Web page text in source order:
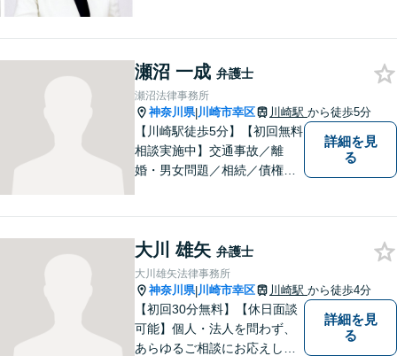
ております。
瀬沼 一成 弁護士
瀬沼法律事務所
神奈川県|川崎市幸区 川崎駅 から徒歩5分
【川崎駅徒歩5分】【初回無料
相談実施中】交通事故／離
婚・男女問題／相続／債権回
をしている方を救うため、全
力で取り組みます。
詳細を見
る
大川 雄矢 弁護士
大川雄矢法律事務所
神奈川県|川崎市幸区 川崎駅 から徒歩4分
【初回30分無料】【休日面談
可能】個人・法人を問わず、
あらゆるご相談にお応えしま
詳細を見
る